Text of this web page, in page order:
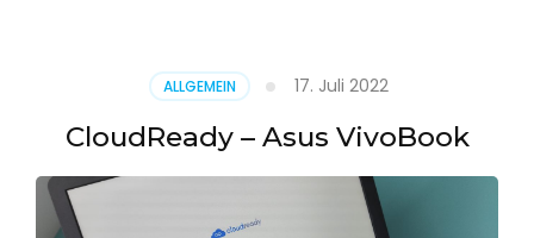
Jahressicherung
ALLGEMEIN 17. Juli 2022
CloudReady – Asus VivoBook